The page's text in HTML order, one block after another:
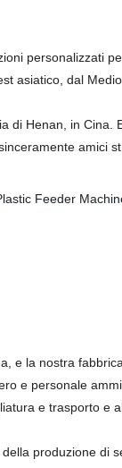
personalizzati
asiatico, dal
di Henan, in
amici
e la nostra
e personale
e trasporto e
produzione di